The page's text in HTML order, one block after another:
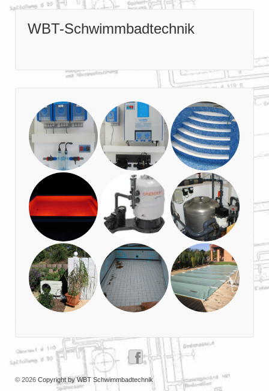
WBT-Schwimmbadtechnik
© 2026 Copyright by WBT Schwimmbadtechnik